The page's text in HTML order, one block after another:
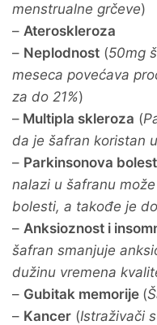
menstrualne grčeve)
– Ateroskleroza
– Neplodnost (50mg
meseca povećava
za do 21%)
– Multipla skleroza (
da je šafran koristan
– Parkinsonova bolest
nalazi u šafranu
bolesti, a takođe je
– Anksioznost i
šafran smanjuje
dužinu vremena
– Gubitak memorije (
– Kancer (Istraživači